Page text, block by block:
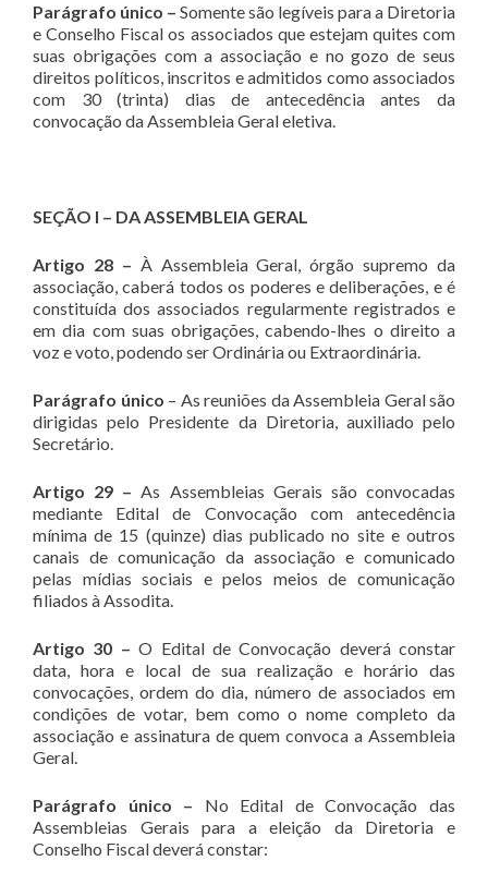
Parágrafo único – Somente são legíveis para a Diretoria
e Conselho Fiscal os associados que estejam quites com
suas obrigações com a associação e no gozo de seus
direitos políticos, inscritos e admitidos como associados
com 30 (trinta) dias de antecedência antes da
convocação da Assembleia Geral eletiva.
SEÇÃO I – DA ASSEMBLEIA GERAL
Artigo 28 – À Assembleia Geral, órgão supremo da
associação, caberá todos os poderes e deliberações, e é
constituída dos associados regularmente registrados e
em dia com suas obrigações, cabendo-lhes o direito a
voz e voto, podendo ser Ordinária ou Extraordinária.
Parágrafo único – As reuniões da Assembleia Geral são
dirigidas pelo Presidente da Diretoria, auxiliado pelo
Secretário.
Artigo 29 –As Assembleias Gerais são convocadas
mediante Edital de Convocação com antecedência
mínima de 15 (quinze) dias publicado no site e outros
canais de comunicação da associação e comunicado
pelas mídias sociais e pelos meios de comunicação
filiados à Assodita.
Artigo 30 –O Edital de Convocação deverá constar
data, hora e local de sua realização e horário das
convocações, ordem do dia, número de associados em
condições de votar, bem como o nome completo da
associação e assinatura de quem convoca a Assembleia
Geral.
Parágrafo único – No Edital de Convocação das
Assembleias Gerais para a eleição da Diretoria e
Conselho Fiscal deverá constar: